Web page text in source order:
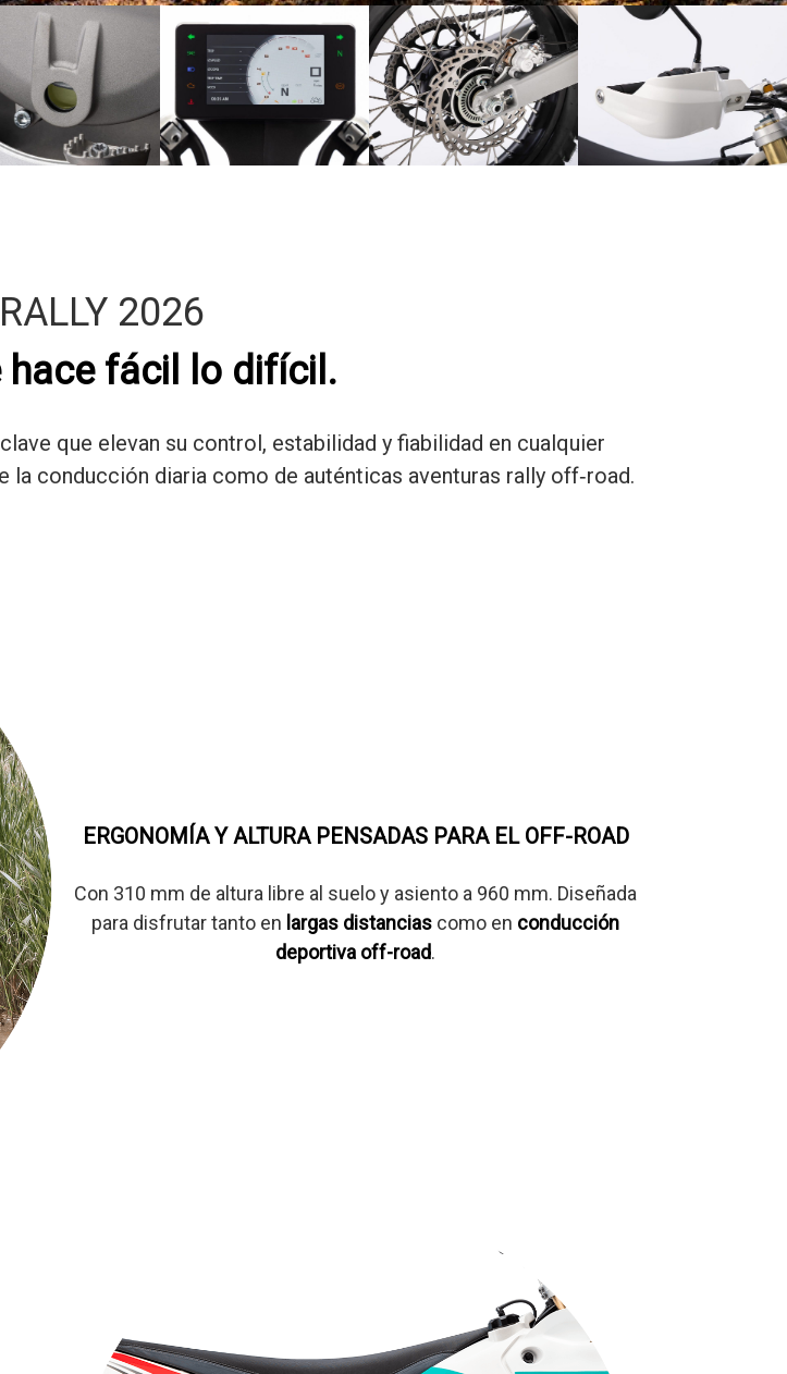
2026
hace fácil lo difícil.
que elevan su control, estabilidad y fiabilidad en cualquier
la conducción diaria como de auténticas aventuras rally off‑road.
ERGONOMÍA Y ALTURA PENSADAS PARA EL OFF-ROAD
Con 310 mm de altura libre al suelo y asiento a 960 mm. Diseñada
para disfrutar tanto en largas distancias como en conducción
deportiva off-road.